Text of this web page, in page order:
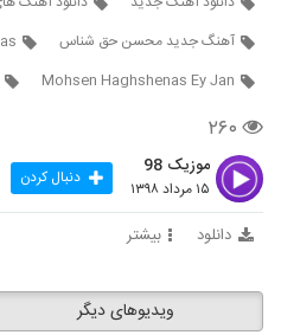
5345
Zadi Pas
5347
دانلود
۱۹۹ بازدید
5348
آهنگ جدید محسن حق شناس
Mohsen Haghshenas Ey Jan
۲۶۰
موزیک 98
۱۵ مرداد ۱۳۹۸ دنبال کردن
دانلود بیشتر
ویدیوهای دیگر